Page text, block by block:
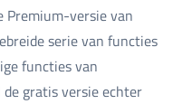
Premium-versie van
serie van functies
functies van
de gratis versie echter